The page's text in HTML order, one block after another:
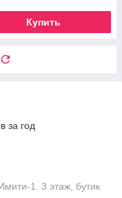
Купить
за год
1. 3 этаж, бутик